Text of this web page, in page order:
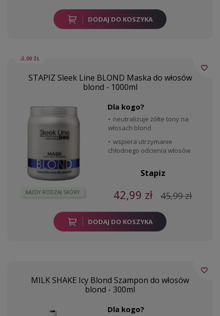
DODAJ DO KOSZYKA
-3,00 ZŁ
STAPIZ Sleek Line BLOND Maska do włosów
blond - 1000ml
KAŻDY RODZAJ SKÓRY
Dla kogo?
neutralizuje żółte tony na
włosach blond
wspiera utrzymanie
chłodnego odcienia włosów
Stapiz
42,99 zł 45,99 zł
DODAJ DO KOSZYKA
favorite_border
MILK SHAKE Icy Blond Szampon do włosów
blond - 300ml
Dla kogo?
favorite_border